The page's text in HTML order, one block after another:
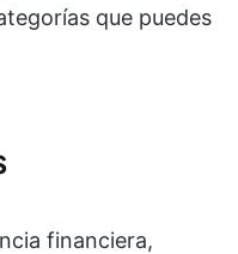
que puedes
financiera,